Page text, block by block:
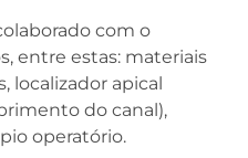
com o
entre estas: materiais
apical
do canal),
operatório.